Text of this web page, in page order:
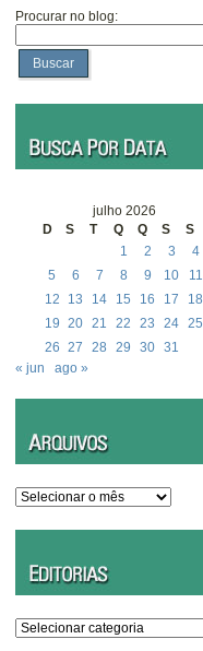
Procurar no blog:
Buscar
julho 2026
D
S T Q Q S
S
1
2 3
4
5
6 7 8 9 10
11
12
13 14 15 16 17
18
19 20 21 22 23 24 25
26 27 28 29 30 31
« jun
ago »
Arquivos
Editorias